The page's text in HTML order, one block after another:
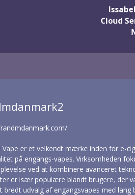
Cloud
Vape er et velkendt mærke inden for e-
på engangs-vapes. Virksomheden
ved at kombinere avanceret
er især populære blandt brugere, der
bredt udvalg af engangsvapes med